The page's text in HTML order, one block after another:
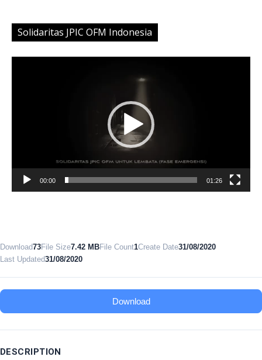
Solidaritas JPIC OFM Indonesia
00:00 01:26
Download73File Size7.42 MBFile Count1Create Date31/08/2020
Last Updated31/08/2020
Download
DESCRIPTION